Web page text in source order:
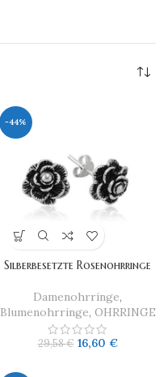
-44%
Silberbesetzte Rosenohrringe
Damenohrringe,
Blumenohrringe, OHRRINGE
29,58€ 16,60 €